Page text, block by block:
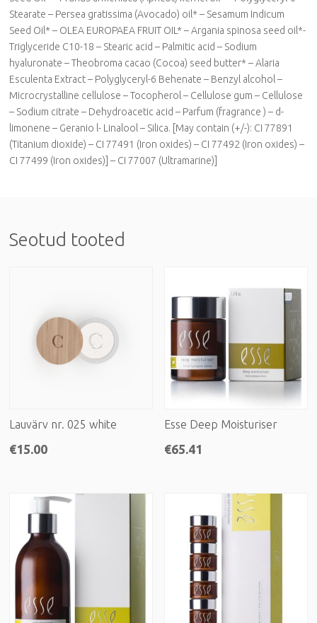
Stearate – Persea gratissima (Avocado) oil* – Sesamum Indicum
Seed Oil* – OLEA EUROPAEA FRUIT OIL* – Argania spinosa seed oil*-
Triglyceride C10-18 – Stearic acid – Palmitic acid – Sodium
hyaluronate – Theobroma cacao (Cocoa) seed butter* – Alaria
Esculenta Extract – Polyglyceryl-6 Behenate – Benzyl alcohol –
Microcrystalline cellulose – Tocopherol – Cellulose gum – Cellulose
– Sodium citrate – Dehydroacetic acid – Parfum (fragrance ) – d-
limonene – Geranio l- Linalool – Silica. [May contain (+/-): CI 77891
(Titanium dioxide) – CI 77491 (Iron oxides) – CI 77492 (Iron oxides) –
CI 77499 (Iron oxides)] – CI 77007 (Ultramarine)]
Seotud tooted
Lauvärv nr. 025 white
€15.00
Esse Deep Moisturiser
€65.41